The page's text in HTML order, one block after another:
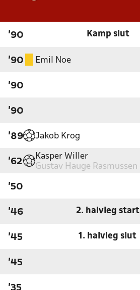
'90 Kamp slut
'90 Emil Noe
'90
'90
'89 Jakob Krog
'62
Kasper Willer
Gustav Hauge Rasmussen
'50
'46 2. halvleg start
'45 1. halvleg slut
'45
'35